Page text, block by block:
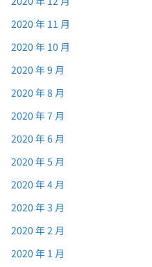
2020 年 11 月
2020 年 10 月
2020 年 9 月
2020 年 8 月
2020 年 7 月
2020 年 6 月
2020 年 5 月
2020 年 4 月
2020 年 3 月
2020 年 2 月
2020 年 1 月